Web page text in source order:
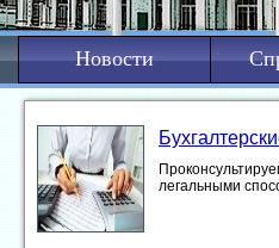
Новости
легальными